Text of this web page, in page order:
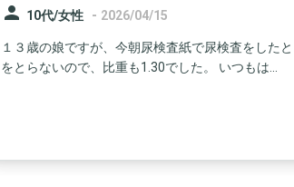
person 10代/女性 - 2026/04/15
１３歳の娘ですが、今朝尿検査紙で尿検査をした
をとらないので、比重も1.30でした。 いつもは...